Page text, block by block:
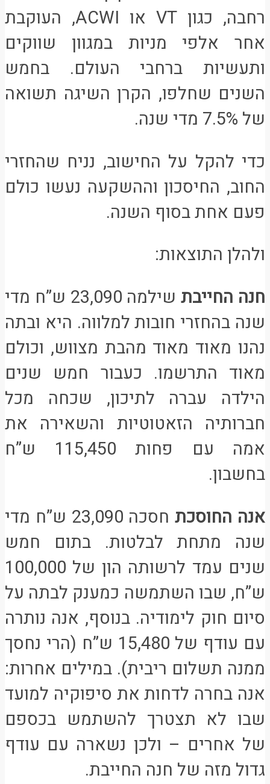
רחבה, כגון VT או ACWI, העוקבת
אחר אלפי מניות במגוון שווקים
ותעשיות ברחבי העולם. בחמש
השנים שחלפו, הקרן השיגה תשואה
של 7.5% מדי שנה.
כדי להקל על החישוב, נניח שהחזרי
החוב, החיסכון וההשקעה נעשו כולם
פעם אחת בסוף השנה.
ולהלן התוצאות:
חנה החייבת
שילמה 23,090 ש”ח מדי
שנה בהחזרי חובות למלווה. היא ובתה
נהנו מאוד מאוד מהבת מצווש, וכולם
מאוד התרשמו. כעבור חמש שנים
הילדה עברה לתיכון, שכחה מכל
חברותיה הזאטוטיות והשאירה את
אמה עם פחות 115,450 ש”ח
בחשבון.
אנה החוסכת
חסכה 23,090 ש”ח מדי
שנה מתחת לבלטות. בתום חמש
שנים עמד לרשותה הון של 100,000
ש”ח, שבו השתמשה כמענק לבתה על
סיום חוק לימודיה. בנוסף, אנה נותרה
עם עודף של 15,480 ש”ח (הרי נחסך
ממנה תשלום ריבית). במילים אחרות:
אנה בחרה לדחות את סיפוקיה למועד
שבו לא תצטרך להשתמש בכספם
של אחרים – ולכן נשארה עם עודף
גדול מזה של חנה החייבת.